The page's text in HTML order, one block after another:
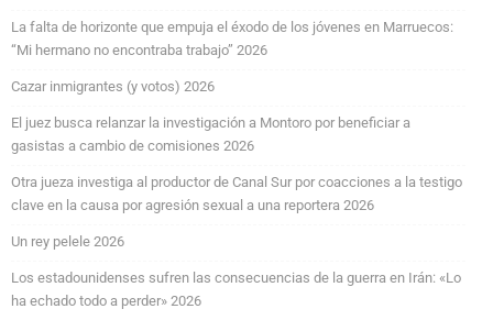
La falta de horizonte que empuja el éxodo de los jóvenes en Marruecos:
“Mi hermano no encontraba trabajo” 2026
Cazar inmigrantes (y votos) 2026
El juez busca relanzar la investigación a Montoro por beneficiar a
gasistas a cambio de comisiones 2026
Otra jueza investiga al productor de Canal Sur por coacciones a la testigo
clave en la causa por agresión sexual a una reportera 2026
Un rey pelele 2026
Los estadounidenses sufren las consecuencias de la guerra en Irán: «Lo
ha echado todo a perder» 2026